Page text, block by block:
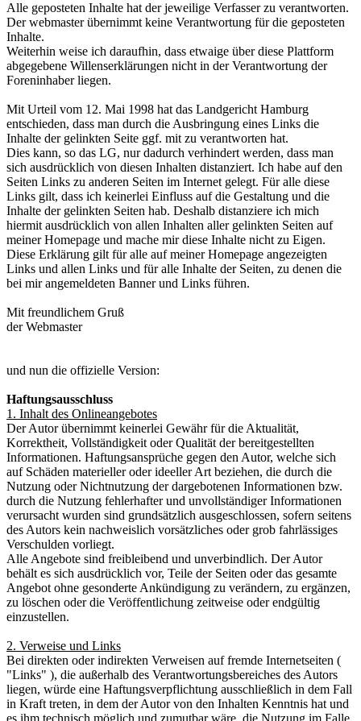
Alle geposteten Inhalte hat der jeweilige Verfasser zu verantworten.
Der webmaster übernimmt keine Verantwortung für die geposteten
Inhalte.
Weiterhin weise ich daraufhin, dass etwaige über diese Plattform
abgegebene Willenserklärungen nicht in der Verantwortung der
Foreninhaber liegen.
Mit Urteil vom 12. Mai 1998 hat das Landgericht Hamburg
entschieden, dass man durch die Ausbringung eines Links die
Inhalte der gelinkten Seite ggf. mit zu verantworten hat.
Dies kann, so das LG, nur dadurch verhindert werden, dass man
sich ausdrücklich von diesen Inhalten distanziert. Ich habe auf den
Seiten Links zu anderen Seiten im Internet gelegt. Für alle diese
Links gilt, dass ich keinerlei Einfluss auf die Gestaltung und die
Inhalte der gelinkten Seiten hab. Deshalb distanziere ich mich
hiermit ausdrücklich von allen Inhalten aller gelinkten Seiten auf
meiner Homepage und mache mir diese Inhalte nicht zu Eigen.
Diese Erklärung gilt für alle auf meiner Homepage angezeigten
Links und allen Links und für alle Inhalte der Seiten, zu denen die
bei mir angemeldeten Banner und Links führen.
Mit freundlichem Gruß
der Webmaster
und nun die offizielle Version:
Haftungsausschluss
1. Inhalt des Onlineangebotes
Der Autor übernimmt keinerlei Gewähr für die Aktualität,
Korrektheit, Vollständigkeit oder Qualität der bereitgestellten
Informationen. Haftungsansprüche gegen den Autor, welche sich
auf Schäden materieller oder ideeller Art beziehen, die durch die
Nutzung oder Nichtnutzung der dargebotenen Informationen bzw.
durch die Nutzung fehlerhafter und unvollständiger Informationen
verursacht wurden sind grundsätzlich ausgeschlossen, sofern seitens
des Autors kein nachweislich vorsätzliches oder grob fahrlässiges
Verschulden vorliegt.
Alle Angebote sind freibleibend und unverbindlich. Der Autor
behält es sich ausdrücklich vor, Teile der Seiten oder das gesamte
Angebot ohne gesonderte Ankündigung zu verändern, zu ergänzen,
zu löschen oder die Veröffentlichung zeitweise oder endgültig
einzustellen.
2. Verweise und Links
Bei direkten oder indirekten Verweisen auf fremde Internetseiten (
"Links" ), die außerhalb des Verantwortungsbereiches des Autors
liegen, würde eine Haftungsverpflichtung ausschließlich in dem Fall
in Kraft treten, in dem der Autor von den Inhalten Kenntnis hat und